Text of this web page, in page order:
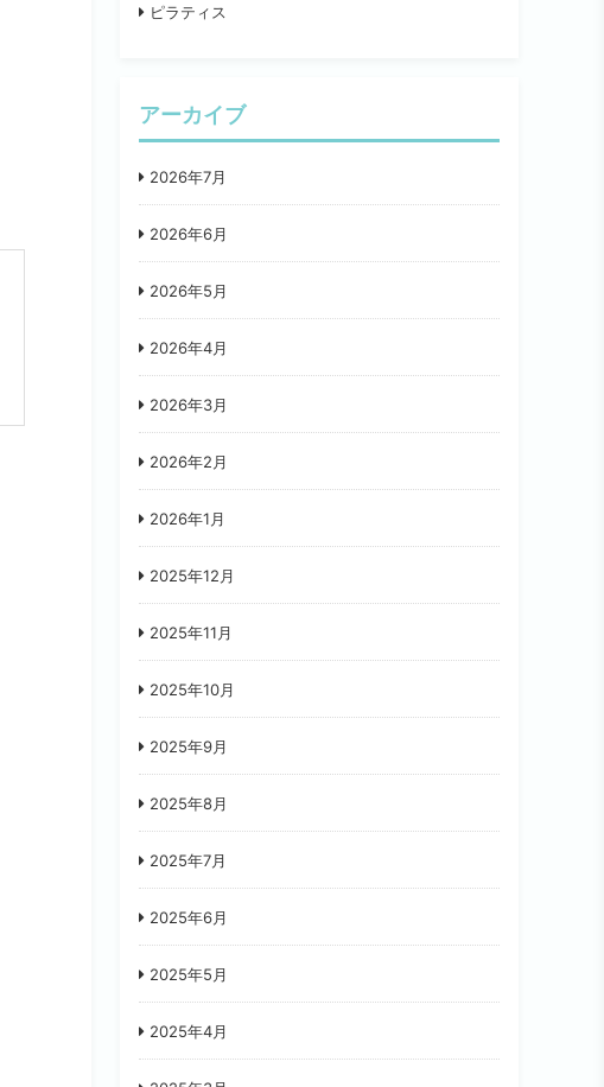
ピラティス
アーカイブ
2026年7月
2026年6月
2026年5月
2026年4月
2026年3月
2026年2月
2026年1月
2025年12月
2025年11月
2025年10月
2025年9月
2025年8月
2025年7月
2025年6月
2025年5月
2025年4月